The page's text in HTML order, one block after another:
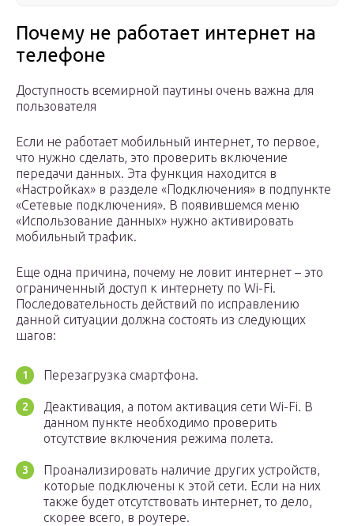
Почему не работает интернет на
телефоне
Доступность всемирной паутины очень важна для
пользователя
Если не работает мобильный интернет, то первое,
что нужно сделать, это проверить включение
передачи данных. Эта функция находится в
«Настройках» в разделе «Подключения» в подпункте
«Сетевые подключения». В появившемся меню
«Использование данных» нужно активировать
мобильный трафик.
Еще одна причина, почему не ловит интернет – это
ограниченный доступ к интернету по Wi-Fi.
Последовательность действий по исправлению
данной ситуации должна состоять из следующих
шагов:
Перезагрузка смартфона.
Деактивация, а потом активация сети Wi-Fi. В
данном пункте необходимо проверить
отсутствие включения режима полета.
Проанализировать наличие других устройств,
которые подключены к этой сети. Если на них
также будет отсутствовать интернет, то дело,
скорее всего, в роутере.